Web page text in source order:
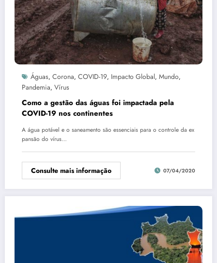
Águas, Corona, COVID-19, Impacto Global, Mundo,
Pandemia, Vírus
Como a gestão das águas foi impactada pela
COVID-19 nos continentes
A água potável e o saneamento são essenciais para o controle da ex
pansão do vírus…
Consulte mais informação 07/04/2020